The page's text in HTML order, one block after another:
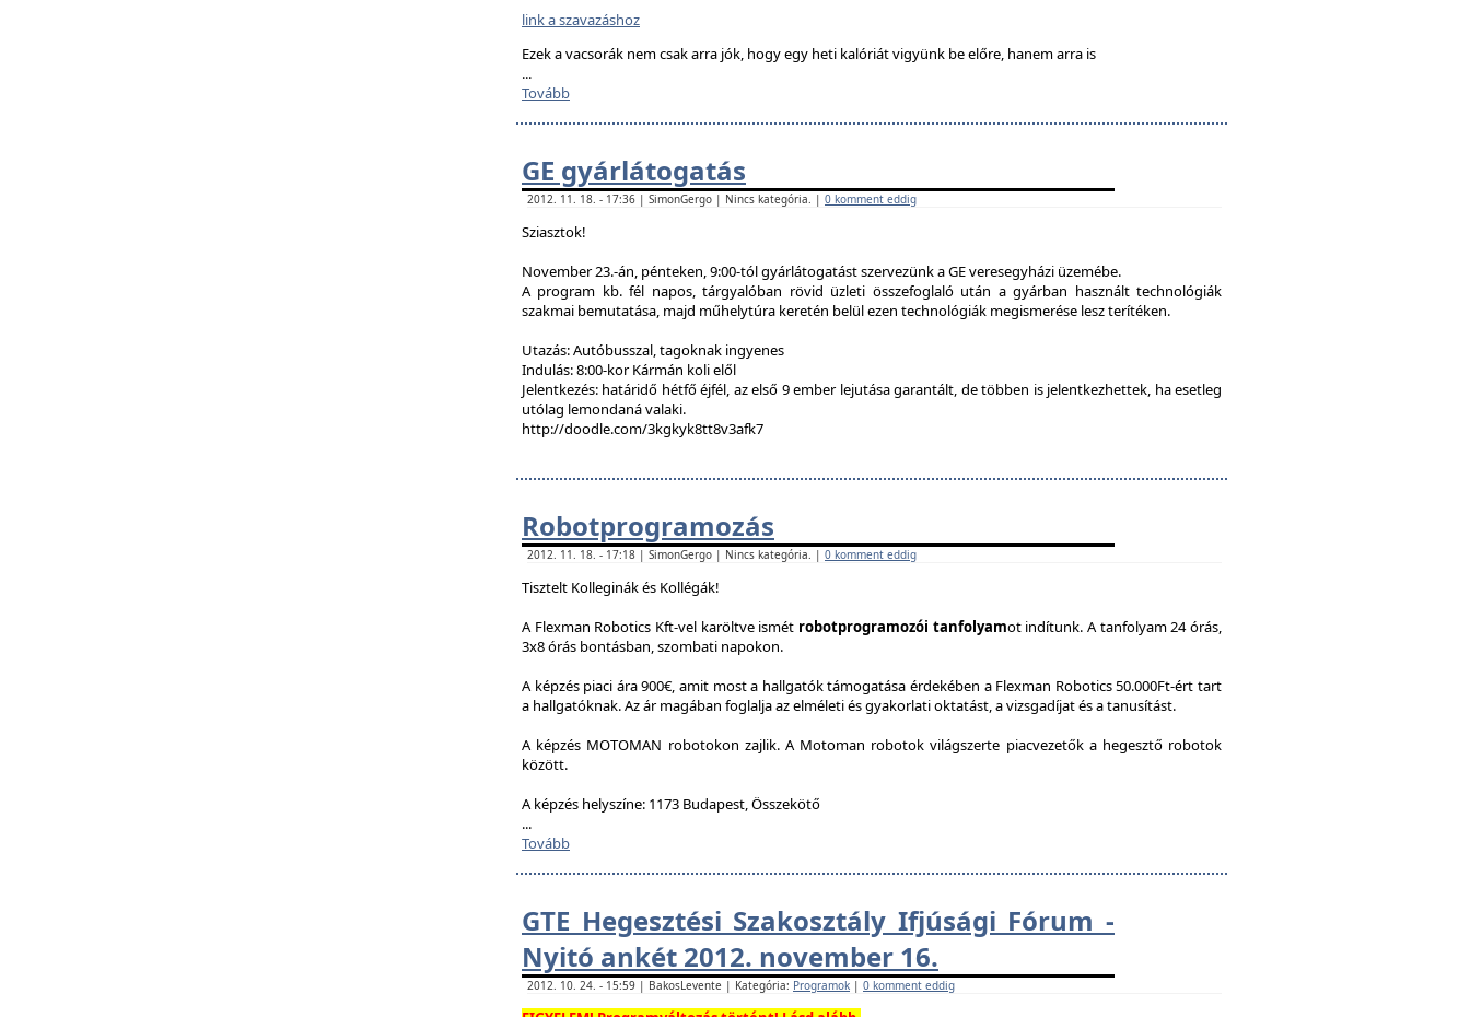
link a szavazáshoz
Ezek a vacsorák nem csak arra jók, hogy egy heti kalóriát vigyünk be előre, hanem arra is
...
Tovább
GE gyárlátogatás
2012. 11. 18. - 17:36 | SimonGergo | Nincs kategória. | 0 komment eddig
Sziasztok!
November 23.-án, pénteken, 9:00-tól gyárlátogatást szervezünk a GE veresegyházi üzemébe.
A program kb. fél napos, tárgyalóban rövid üzleti összefoglaló után a gyárban használt technológiák
szakmai bemutatása, majd műhelytúra keretén belül ezen technológiák megismerése lesz terítéken.
Utazás: Autóbusszal, tagoknak ingyenes
Indulás: 8:00-kor Kármán koli elől
Jelentkezés: határidő hétfő éjfél, az első 9 ember lejutása garantált, de többen is jelentkezhettek, ha esetleg
utólag lemondaná valaki.
http://doodle.com/3kgkyk8tt8v3afk7
Robotprogramozás
2012. 11. 18. - 17:18 | SimonGergo | Nincs kategória. | 0 komment eddig
Tisztelt Kolleginák és Kollégák!
A Flexman Robotics Kft-vel karöltve ismét robotprogramozói tanfolyamot indítunk. A tanfolyam 24 órás,
3x8 órás bontásban, szombati napokon.
A képzés piaci ára 900€, amit most a hallgatók támogatása érdekében a Flexman Robotics 50.000Ft-ért tart
a hallgatóknak. Az ár magában foglalja az elméleti és gyakorlati oktatást, a vizsgadíjat és a tanusítást.
A képzés MOTOMAN robotokon zajlik. A Motoman robotok világszerte piacvezetők a hegesztő robotok
között.
A képzés helyszíne: 1173 Budapest, Összekötő
...
Tovább
GTE Hegesztési Szakosztály Ifjúsági Fórum -
Nyitó ankét 2012. november 16.
2012. 10. 24. - 15:59 | BakosLevente | Kategória: Programok | 0 komment eddig